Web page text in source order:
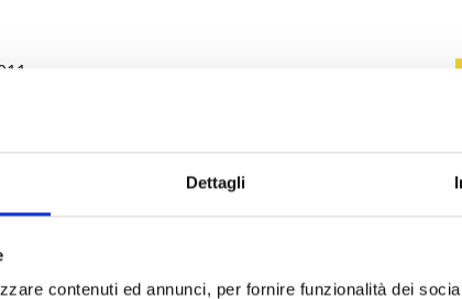
Dettagli
contenuti ed annunci, per fornire funzionalità dei
dell'Olivo - L’ebreo / Season of the Teatro dell'Olivo
Lamanna
commedie brillanti, operetta: sono diversi i
proposti nel cartellone del Teatro dell’Olivo
teatrale 2010-2011, guidata dal nuovo